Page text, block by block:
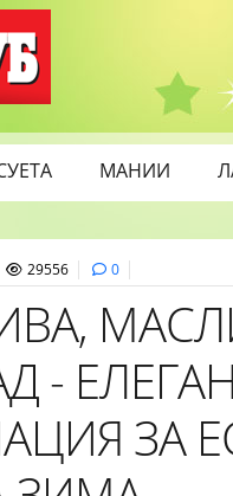
МАНИИ
29556 0
-
ЗА